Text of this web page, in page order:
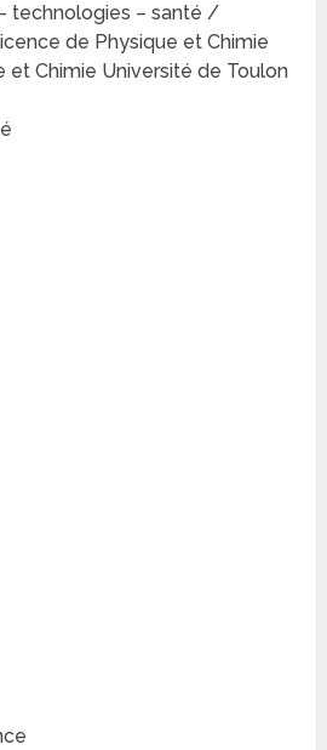
technologies – santé /
de Physique et Chimie
et Chimie Université de Toulon